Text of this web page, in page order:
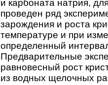
и карбоната натрия,
проведен ряд
зарождения и роста
температуре и при
определенный
Предварительные
равновесный рост
из водных щелочных